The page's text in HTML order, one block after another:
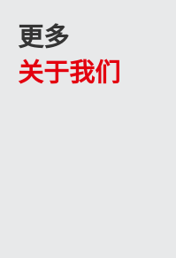
更多
关于我们